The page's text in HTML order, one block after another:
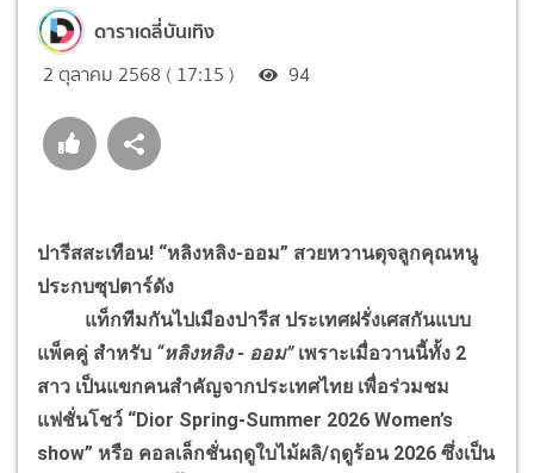
ดาราเดลี่บันเทิง
2 ตุลาคม 2568 ( 17:15 ) 94
ปารีสสะเทือน! “หลิงหลิง-ออม” สวยหวานดุจลูกคุณหนู
ประกบซุปตาร์ดัง
แท็กทีมกันไปเมืองปารีส ประเทศฝรั่งเศสกันแบบ
แพ็คคู่ สำหรับ “หลิงหลิง - ออม”เพราะเมื่อวานนี้ทั้ง 2
สาว เป็นแขกคนสำคัญจากประเทศไทย เพื่อร่วมชม
แฟชั่นโชว์ “Dior Spring-Summer 2026 Women’s
show” หรือ คอลเล็กชั่นฤดูใบไม้ผลิ/ฤดูร้อน 2026 ซึ่งเป็น